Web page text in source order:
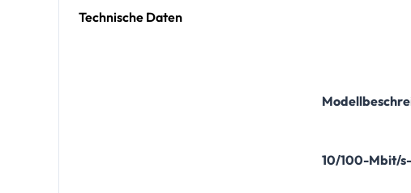
Technische Daten
10/100-Mbit/